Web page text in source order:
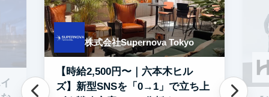
株式会社Supernova Tokyo
【時給2,500円〜｜六本木ヒル
ズ】新型SNSを「0→1」で立ち上